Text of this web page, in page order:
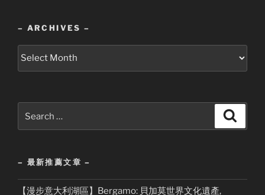
– ARCHIVES –
for:
– 最新推薦文章 –
【漫步意大利湖區】Bergamo: 貝加莫世界文化遺產,